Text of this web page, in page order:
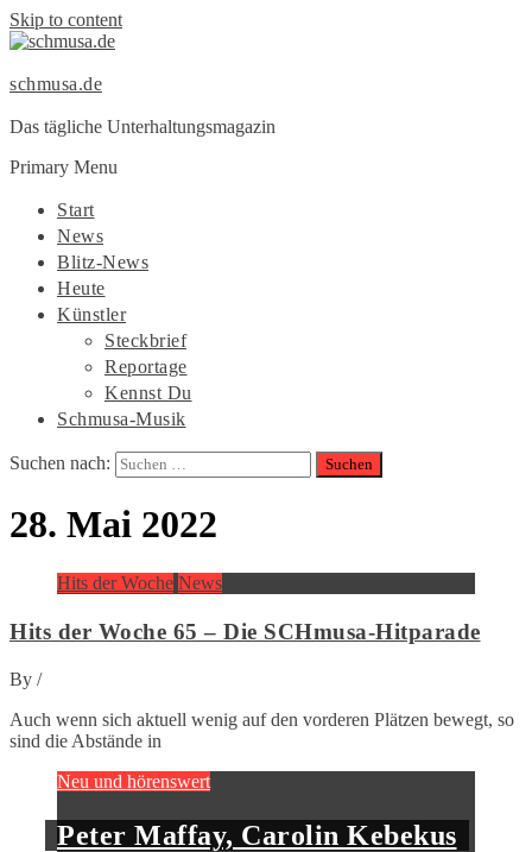
Skip to content
schmusa.de
Das tägliche Unterhaltungsmagazin
Primary Menu
Start
News
Blitz-News
Heute
Künstler
Steckbrief
Reportage
Kennst Du
Schmusa-Musik
Suchen nach:
28. Mai 2022
Hits der Woche News
Hits der Woche 65 – Die SCHmusa-Hitparade
By /
Auch wenn sich aktuell wenig auf den vorderen Plätzen bewegt, so
sind die Abstände in
Neu und hörenswert
Peter Maffay, Carolin Kebekus